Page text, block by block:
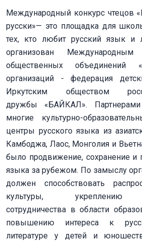
Международный конкурс чтецов
русски»— это площадка для
тех, кто любит русский язык и
организован
общественных объединений
организаций - федерация
Иркутским обществом
дружбы «БАЙКАЛ».
многие культурно-
центры русского языка из
Камбоджа, Лаос, Монголия и
было продвижение, сохранение и
языка за рубежом. По замыслу
должен способствовать
культуры, укреплению
сотрудничества в области
повышению интереса к
литературе у детей и